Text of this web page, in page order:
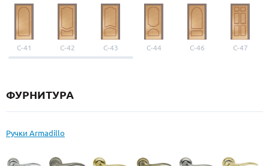
С-41 С-42 С-43 С-44 С-46 С-47
ФУРНИТУРА
Ручки Armadillo